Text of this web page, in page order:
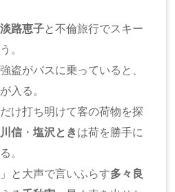
淡路恵子と不倫旅行でスキー
。
盗がバスに乗っていると、
入る。
け打ち明けて客の荷物を探
信 ・塩沢ときは荷を勝手に
。
と大声で言いふらす多々良